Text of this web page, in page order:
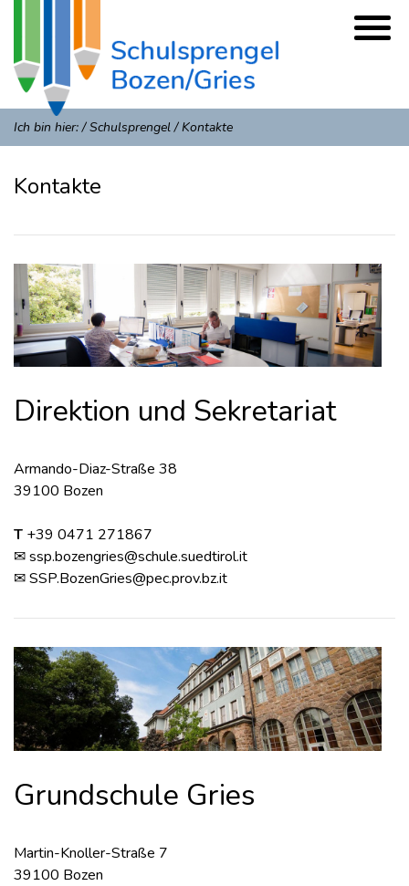
Ich bin hier:/Schulsprengel/Kontakte
Kontakte
Direktion und Sekretariat
Armando-Diaz-Straße 38
39100 Bozen
T +39 0471 271867
✉ssp.bozengries@schule.suedtirol.it
✉ SSP.BozenGries@pec.prov.bz.it
Grundschule Gries
Martin-Knoller-Straße 7
39100 Bozen